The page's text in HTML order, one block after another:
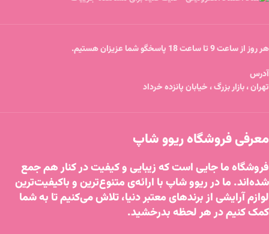
هر روز از ساعت 9 تا ساعت 18 پاسخگو شما عزیزان هستیم.
آدرس
تهران ، بازار بزرگ ، خیابان پانزده خرداد
معرفی فروشگاه ریوو شاپ
فروشگاه ما جایی است که زیبایی و کیفیت در کنار هم جمع
شده‌اند. ما در ریوو شاپ با ارائه‌ی متنوع‌ترین و باکیفیت‌ترین
لوازم آرایشی از برندهای معتبر دنیا، تلاش می‌کنیم تا به شما
کمک کنیم در هر لحظه بدرخشید.